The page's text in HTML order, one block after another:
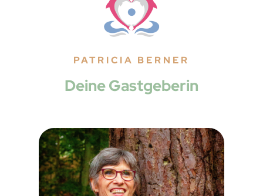
PATRICIA BERNER
Deine Gastgeberin